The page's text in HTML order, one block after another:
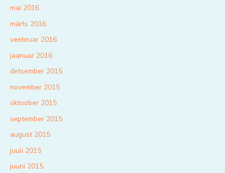
mai 2016
märts 2016
veebruar 2016
jaanuar 2016
detsember 2015
november 2015
oktoober 2015
september 2015
august 2015
juuli 2015
juuni 2015